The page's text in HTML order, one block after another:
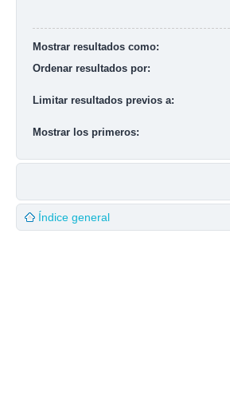
Mostrar resultados como:
Ordenar resultados por:
Limitar resultados previos a:
Mostrar los primeros:
Índice general